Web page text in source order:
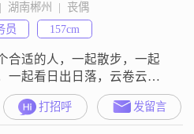
湖南郴州  |  丧偶
员
157cm
合适的人，一起散步，一起
一起看日出日落，云卷云
打招呼 发留言